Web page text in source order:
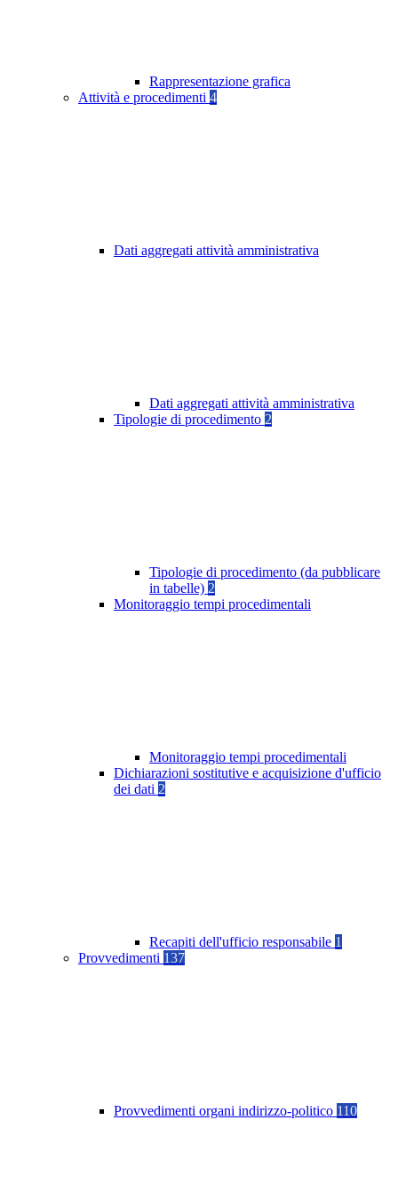
Rappresentazione grafica
Attività e procedimenti 4
Dati aggregati attività amministrativa
Dati aggregati attività amministrativa
Tipologie di procedimento 2
Tipologie di procedimento (da pubblicare
in tabelle) 2
Monitoraggio tempi procedimentali
Monitoraggio tempi procedimentali
Dichiarazioni sostitutive e acquisizione d'ufficio
dei dati 2
Recapiti dell'ufficio responsabile 1
Provvedimenti 137
Provvedimenti organi indirizzo-politico 110